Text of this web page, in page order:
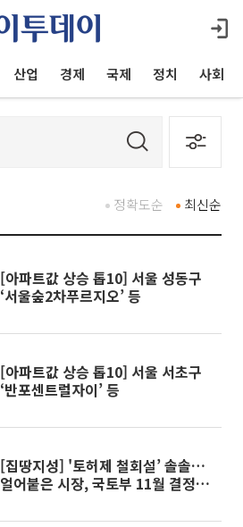
산업 경제 국제 정치 사회
최신순
정확도순
[아파트값 상승 톱10] 서울 성동구
‘서울숲2차푸르지오’ 등
[아파트값 상승 톱10] 서울 서초구
‘반포센트럴자이’ 등
[집땅지성] '토허제 철회설’ 솔솔…
얼어붙은 시장, 국토부 11월 결정 내